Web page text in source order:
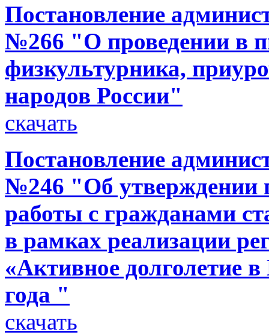
Постановление
№266 "О проведении в
физкультурника,
народов России"
скачать
Постановление
№246 "Об утверждении
работы с гражданами
в рамках реализации
«Активное долголетие
года "
скачать